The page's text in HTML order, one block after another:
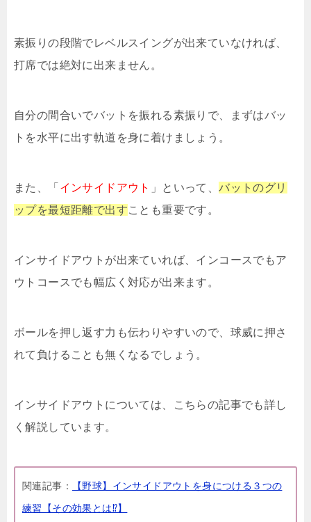
素振りの段階でレベルスイングが出来ていなければ、
打席では絶対に出来ません。
自分の間合いでバットを振れる素振りで、まずはバッ
トを水平に出す軌道を身に着けましょう。
また、「 インサイドアウト 」といって、バットのグリ
ップを最短距離で出すことも重要です。
インサイドアウトが出来ていれば、インコースでもア
ウトコースでも幅広く対応が出来ます。
ボールを押し返す力も伝わりやすいので、球威に押さ
れて負けることも無くなるでしょう。
インサイドアウトについては、こちらの記事でも詳し
く解説しています。
関連記事：
【野球】インサイドアウトを身につける３つの
練習【その効果とは⁉】